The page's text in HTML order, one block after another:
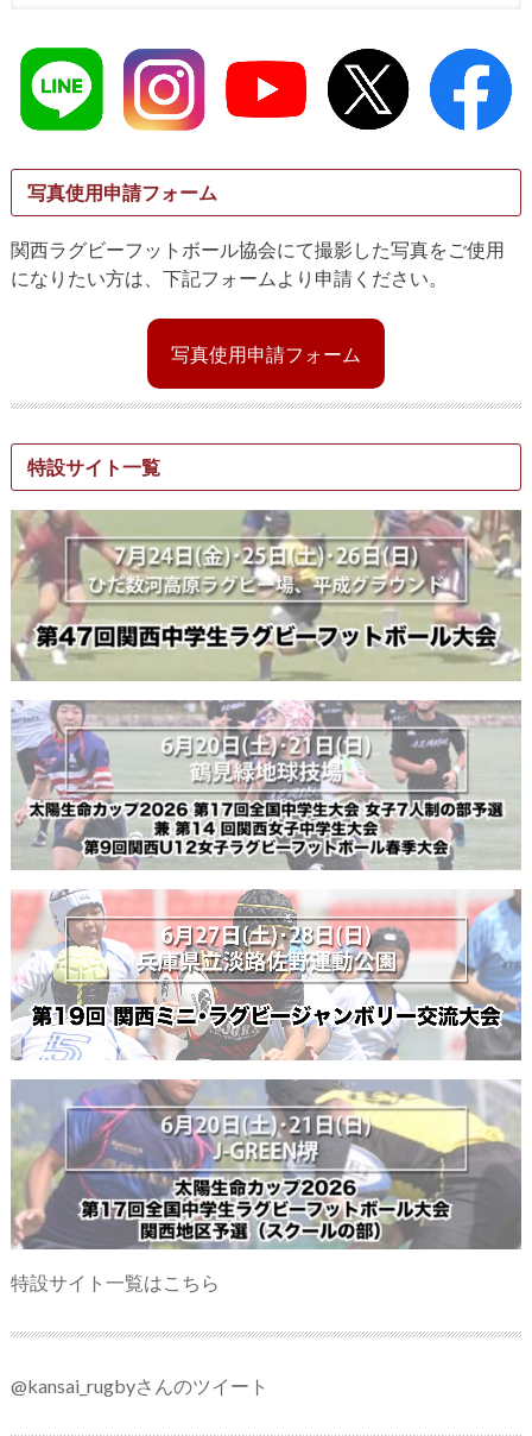
写真使用申請フォーム
関西ラグビーフットボール協会にて撮影した写真をご使用
になりたい方は、下記フォームより申請ください。
写真使用申請フォーム
特設サイト一覧
特設サイト一覧はこちら
@kansai_rugbyさんのツイート